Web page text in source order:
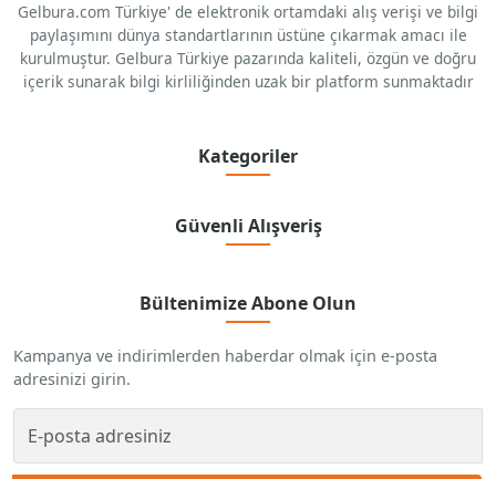
Gelbura.com Türkiye' de elektronik ortamdaki alış verişi ve bilgi
paylaşımını dünya standartlarının üstüne çıkarmak amacı ile
kurulmuştur. Gelbura Türkiye pazarında kaliteli, özgün ve doğru
içerik sunarak bilgi kirliliğinden uzak bir platform sunmaktadır
Kategoriler
Güvenli Alışveriş
Bültenimize Abone Olun
Kampanya ve indirimlerden haberdar olmak için e-posta
adresinizi girin.